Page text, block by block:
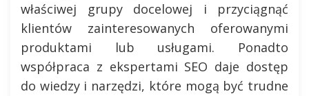
właściwej grupy docelowej i przyciągnąć
klientów zainteresowanych oferowanymi
produktami lub usługami. Ponadto
współpraca z ekspertami SEO daje dostęp
do wiedzy i narzędzi, które mogą być trudne